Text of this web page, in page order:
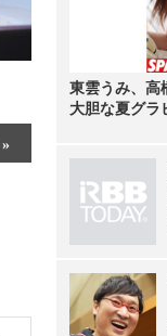
東雲うみ、高
大胆な夏グラ